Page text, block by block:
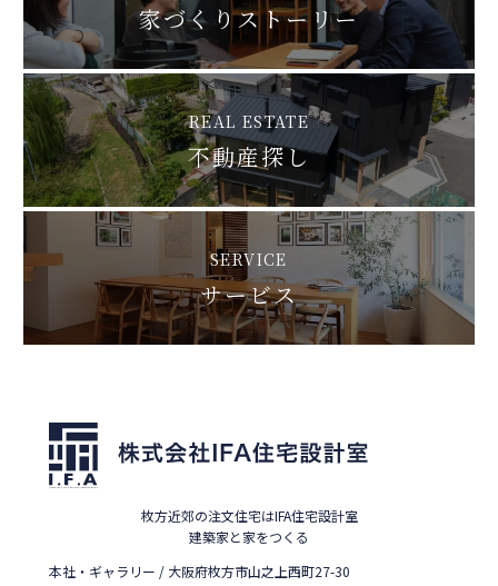
家づくりストーリー
REAL ESTATE
不動産探し
SERVICE
サービス
枚方近郊の注文住宅はIFA住宅設計室
建築家と家をつくる
本社・ギャラリー / 大阪府枚方市山之上西町27-30